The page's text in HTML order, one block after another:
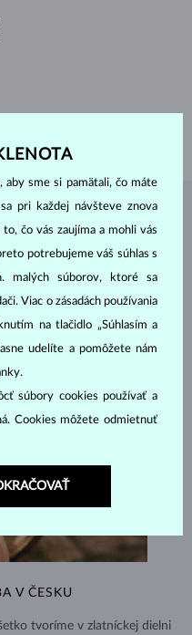
KLENOTA
V ČESKU
tvoríme v zlatníckej dielni
sme si pamätali, čo máte
pri každej návšteve znova
čo vás zaujíma a mohli vás
potrebujeme váš súhlas s
malých súborov, ktoré sa
Viac o zásadách používania
na tlačidlo „Súhlasím a
udelíte a pomôžete nám
súbory cookies používať a
Cookies môžete odmietnuť